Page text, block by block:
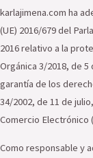
karlajimena.com ha
(UE) 2016/679 del
2016 relativo a la
Orgánica 3/2018, de
garantía de los
34/2002, de 11 de
Comercio Electrónico
Como responsable y